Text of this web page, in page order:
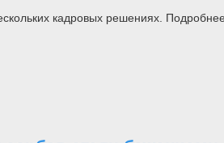
кадровых решениях.